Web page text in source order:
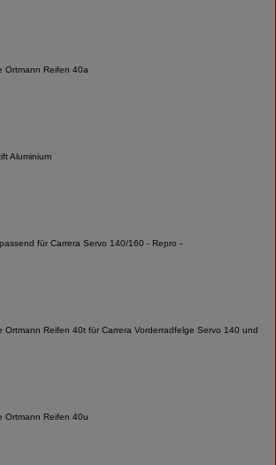
Ortmann Reifen 40a
Aluminium
für Carrera Servo 140/160 - Repro -
Ortmann Reifen 40t für Carrera Vorderradfelge Servo 140 und
Ortmann Reifen 40u